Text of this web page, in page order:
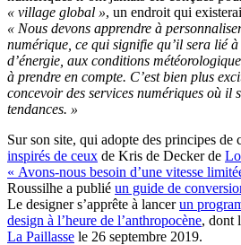
« village global », un endroit qui
« Nous devons apprendre à
numérique, ce qui signifie qu’il sera lié
d’énergie, aux conditions
à prendre en compte. C’est bien plus
concevoir des services numériques où il
tendances. »
Sur son site, qui adopte des principes de
inspirés de ceux de Kris de Decker de
« Avons-nous besoin d’une vitesse
Roussilhe a publié un guide de
Le designer s’apprête à lancerun
design à l’heure de l’anthropocène, dont
La Paillasse le 26 septembre 2019.